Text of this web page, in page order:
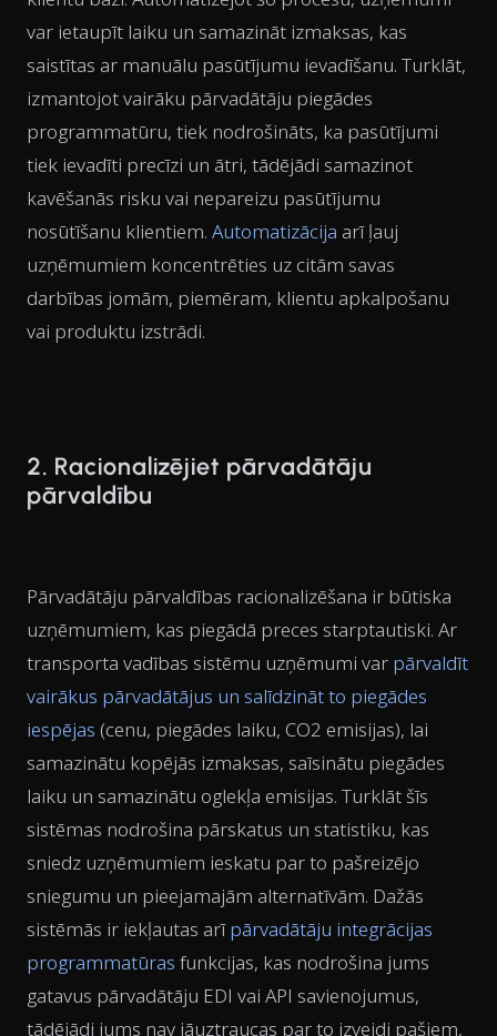
var ietaupīt laiku un samazināt izmaksas, kas
saistītas ar manuālu pasūtījumu ievadīšanu. Turklāt,
izmantojot vairāku pārvadātāju piegādes
programmatūru, tiek nodrošināts, ka pasūtījumi
tiek ievadīti precīzi un ātri, tādējādi samazinot
kavēšanās risku vai nepareizu pasūtījumu
nosūtīšanu klientiem. Automatizācija arī ļauj
uzņēmumiem koncentrēties uz citām savas
darbības jomām, piemēram, klientu apkalpošanu
vai produktu izstrādi.
2. Racionalizējiet pārvadātāju
pārvaldību
Pārvadātāju pārvaldības racionalizēšana ir būtiska
uzņēmumiem, kas piegādā preces starptautiski. Ar
transporta vadības sistēmu uzņēmumi var pārvaldīt
vairākus pārvadātājus un salīdzināt to piegādes
iespējas (cenu, piegādes laiku, CO2 emisijas), lai
samazinātu kopējās izmaksas, saīsinātu piegādes
laiku un samazinātu oglekļa emisijas. Turklāt šīs
sistēmas nodrošina pārskatus un statistiku, kas
sniedz uzņēmumiem ieskatu par to pašreizējo
sniegumu un pieejamajām alternatīvām. Dažās
sistēmās ir iekļautas arīpārvadātāju integrācijas
programmatūras funkcijas, kas nodrošina jums
gatavus pārvadātāju EDI vai API savienojumus,
tādējādi jums nav jāuztraucas par to izveidi pašiem,